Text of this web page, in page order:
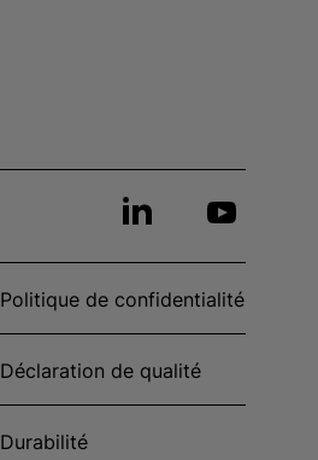
Politique de confidentialité
Déclaration de qualité
Durabilité